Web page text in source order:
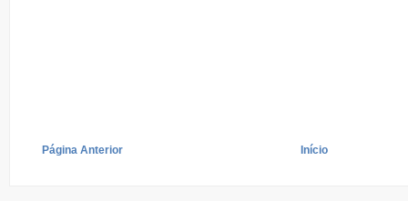
Página Anterior Início